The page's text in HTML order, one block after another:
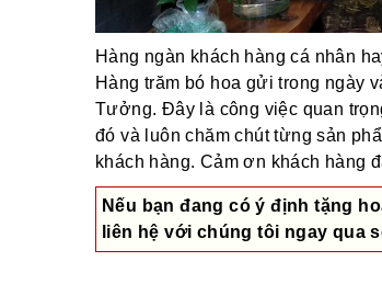
Hàng ngàn khách hàng cá nhân
Hàng trăm bó hoa gửi trong ngày
Tưởng. Đây là công việc quan
đó và luôn chăm chút từng sản
khách hàng. Cảm ơn khách hàng
Nếu bạn đang có ý định tặng
liên hệ với chúng tôi ngay qua